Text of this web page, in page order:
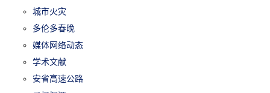
城市火灾
多伦多春晚
媒体网络动态
学术文献
安省高速公路